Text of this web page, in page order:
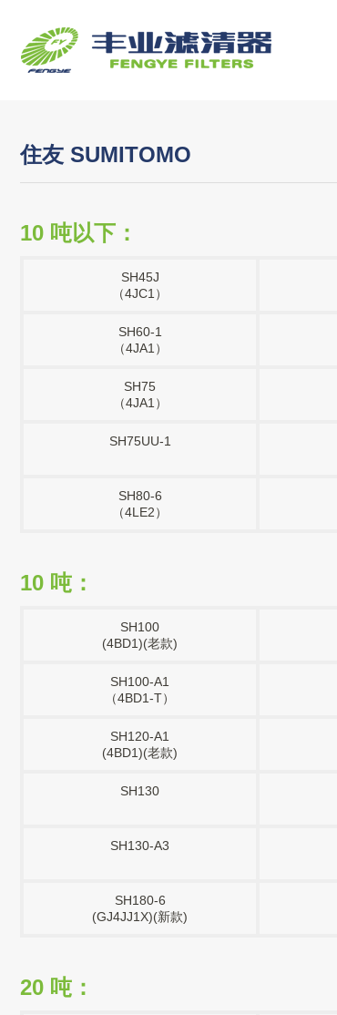
住友 SUMITOMO
10 吨以下：
SH45J
（4JC1）
SH60-1
（4JA1）
SH75
（4JA1）
SH75UU-1
SH80-6
（4LE2）
10 吨：
SH100
(4BD1)(老款)
SH100-A1
（4BD1-T）
SH120-A1
(4BD1)(老款)
SH130
SH130-A3
SH180-6
(GJ4JJ1X)(新款)
20 吨：